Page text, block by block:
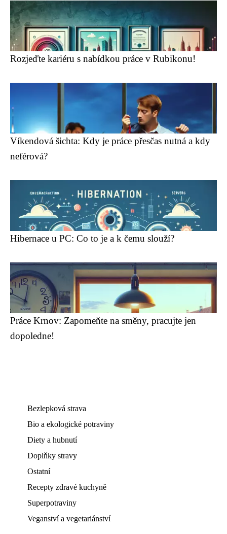
Rozjeďte kariéru s nabídkou práce v Rubikonu!
Víkendová šichta: Kdy je práce přesčas nutná a kdy
neférová?
Hibernace u PC: Co to je a k čemu slouží?
Práce Krnov: Zapomeňte na směny, pracujte jen
dopoledne!
Bezlepková strava
Bio a ekologické potraviny
Diety a hubnutí
Doplňky stravy
Ostatní
Recepty zdravé kuchyně
Superpotraviny
Veganství a vegetariánství